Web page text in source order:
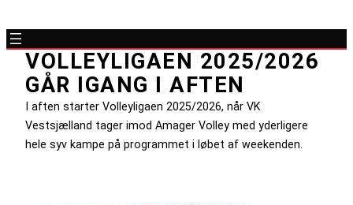
VOLLEYLIGAEN 2025/2026
GÅR IGANG I AFTEN
I aften starter Volleyligaen 2025/2026, når VK
Vestsjælland tager imod Amager Volley med yderligere
hele syv kampe på programmet i løbet af weekenden.